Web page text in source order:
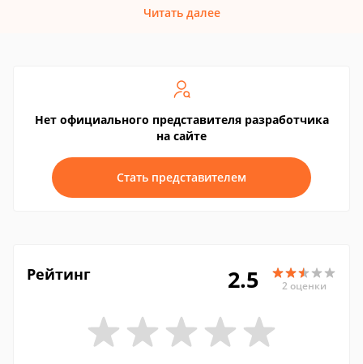
Читать далее
Нет официального представителя разработчика
на сайте
Стать представителем
Рейтинг 2.5 2 оценки